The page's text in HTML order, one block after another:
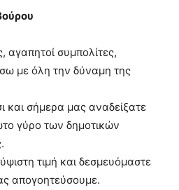
αγαπητοί συμπολίτες,
με όλη την δύναμη της
και σήμερα μας αναδείξατε
γύρο των δημοτικών
τιμή και δεσμευόμαστε
απογοητεύσουμε.